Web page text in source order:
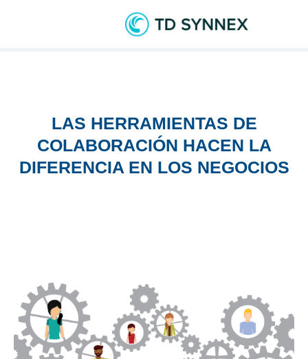
LAS HERRAMIENTAS DE
COLABORACIÓN HACEN LA
DIFERENCIA EN LOS NEGOCIOS